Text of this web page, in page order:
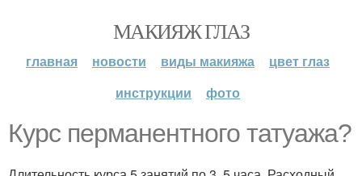
МАКИЯЖ ГЛАЗ
главная новости виды макияжа
цвет глаз
инструкции
фото
Курс перманентного татуажа?